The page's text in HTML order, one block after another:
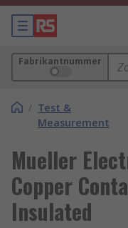
Fabrikantnummer
/ Test &
Measurement
Mueller
Copper
Insulated